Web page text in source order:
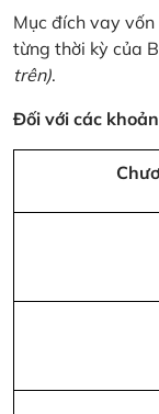
Mục đích vay
từng thời kỳ của
trên).
Đối với các